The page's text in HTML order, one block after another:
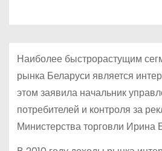
Наиболее быстрорастущим
рынка Беларуси является
этом заявила начальник
потребителей и контроля за
Министерства торговли Ирина